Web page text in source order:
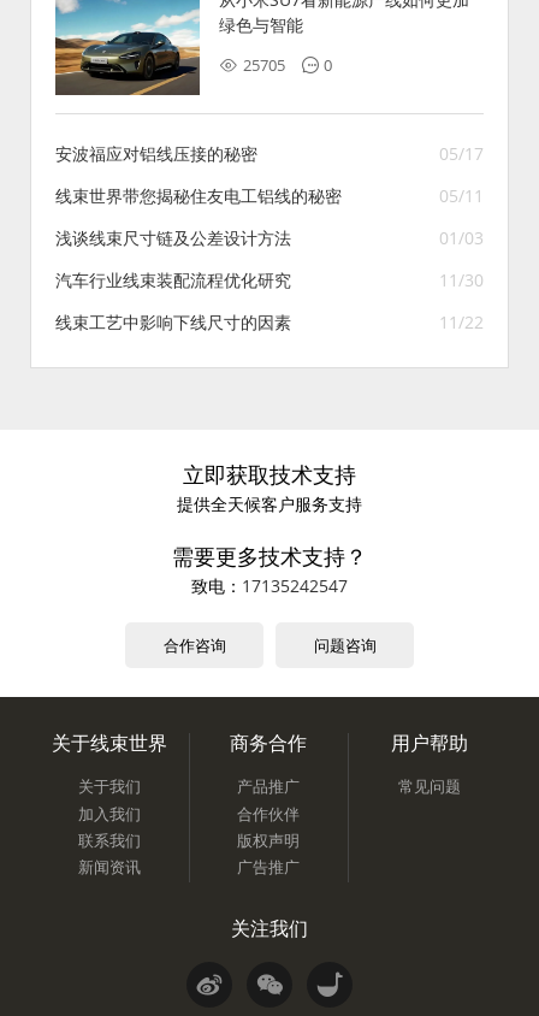
绿色与智能
25705 0
05/17
安波福应对铝线压接的秘密
05/11
线束世界带您揭秘住友电工铝线的秘密
01/03
浅谈线束尺寸链及公差设计方法
11/30
汽车行业线束装配流程优化研究
11/22
线束工艺中影响下线尺寸的因素
立即获取技术支持
提供全天候客户服务支持
需要更多技术支持？
致电： 17135242547
合作咨询 问题咨询
关于线束世界
关于我们
加入我们
联系我们
新闻资讯
商务合作
产品推广
合作伙伴
版权声明
广告推广
用户帮助
常见问题
关注我们